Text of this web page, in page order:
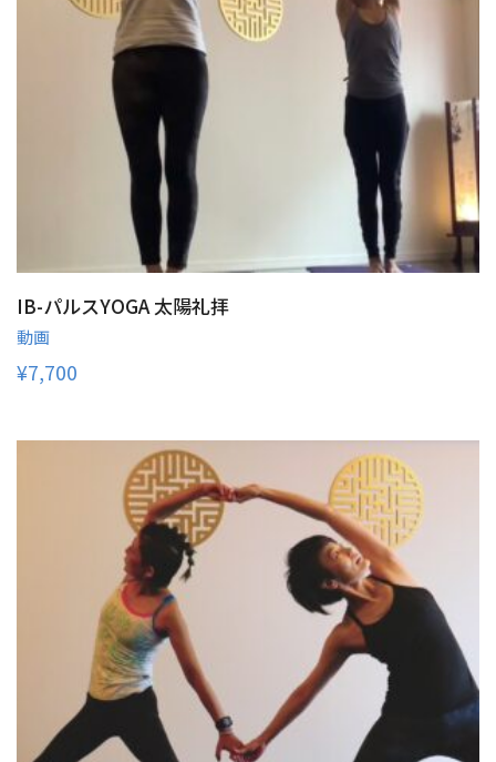
IB-パルスYOGA 太陽礼拝
動画
¥7,700